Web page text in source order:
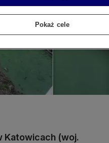
Katowicach (woj.
Pokaż cele